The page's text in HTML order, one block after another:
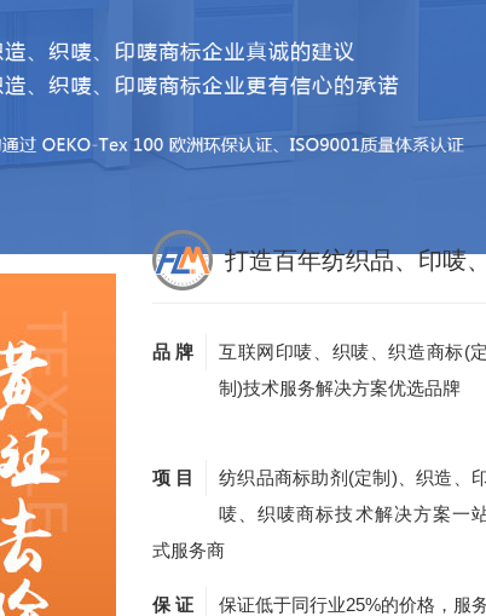
打造百年纺织品、印唛
品 牌
互联网印唛、织唛、织造商标(定
制)技术服务解决方案优选品牌
项 目
纺织品商标助剂(定制)、织造、
唛、织唛商标技术解决方案一
式服务商
保 证
保证低于同行业25%的价格，服